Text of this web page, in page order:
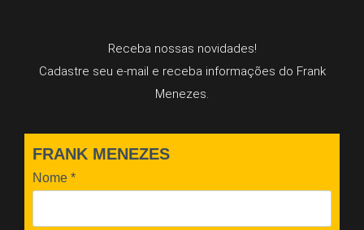
Receba nossas novidades!
Cadastre seu e-mail e receba informações do Frank
Menezes.
FRANK MENEZES
Nome *